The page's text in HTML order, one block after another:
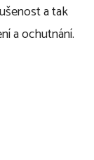
a tak
a ochutnání.